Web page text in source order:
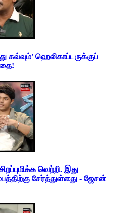
கவ்வும்' ஹெலிகாப்டருக்குப்
வெற்றி. இது
சேர்த்துள்ளது - ஜேசன்